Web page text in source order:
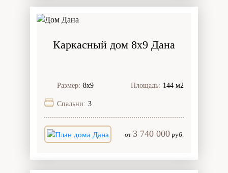
Каркасный дом 8х9 Дана
Размер: 8х9 Площадь: 144 м2
Спальни: 3
от 3 740 000 руб.